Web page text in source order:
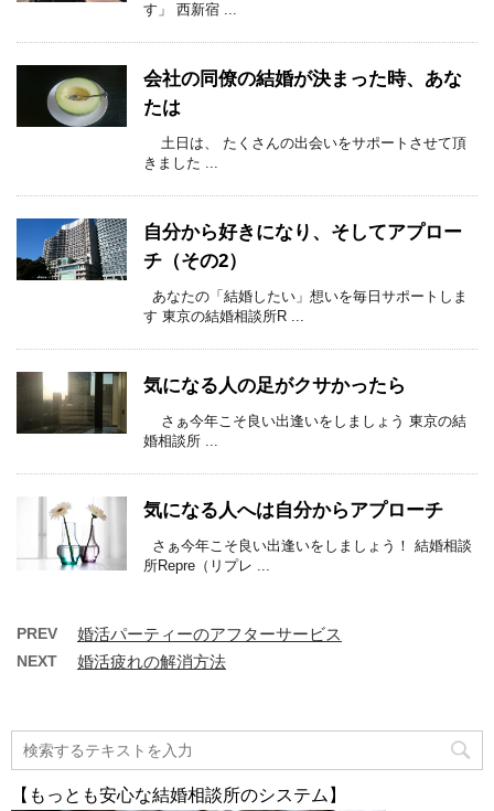
す」 西新宿 ...
会社の同僚の結婚が決まった時、あな
たは
土日は、 たくさんの出会いをサポートさせて頂
きました ...
自分から好きになり、そしてアプロー
チ（その2）
あなたの「結婚したい」想いを毎日サポートしま
す 東京の結婚相談所R ...
気になる人の足がクサかったら
さぁ今年こそ良い出逢いをしましょう 東京の結
婚相談所 ...
気になる人へは自分からアプローチ
さぁ今年こそ良い出逢いをしましょう！ 結婚相談
所Repre（リプレ ...
PREV 婚活パーティーのアフターサービス
NEXT 婚活疲れの解消方法
【もっとも安心な結婚相談所のシステム】